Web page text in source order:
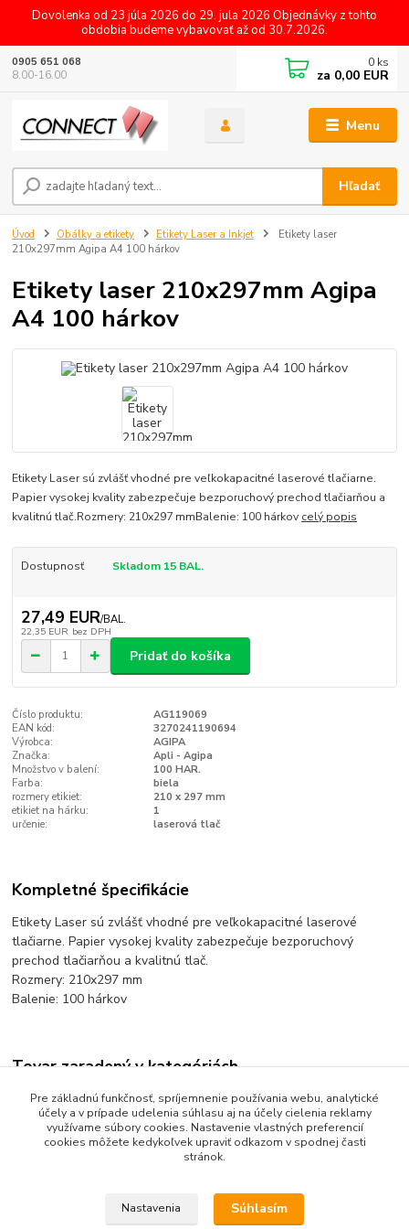
Dovolenka od 23 júla 2026 do 29. jula 2026 Objednávky z tohto
obdobia budeme vybavovať až od 30.7.2026.
Menu
Hľadať
0905 651 068
8.00-16.00
0 ks
za 0,00 EUR
Úvod Obálky a etikety Etikety Laser a Inkjet
Etikety laser
210x297mm Agipa A4 100 hárkov
Etikety laser 210x297mm Agipa
A4 100 hárkov
Etikety Laser sú zvlášť vhodné pre veľkokapacitné laserové tlačiarne.
Papier vysokej kvality zabezpečuje bezporuchový prechod tlačiarňou a
kvalitnú tlač.Rozmery: 210x297 mmBalenie: 100 hárkov celý popis
Dostupnosť Skladom 15 BAL.
27,49 EUR/BAL.
22,35 EUR bez DPH
Pridať do košíka
Číslo produktu:
AG119069
EAN kód:
3270241190694
Výrobca:
AGIPA
Značka:
Apli - Agipa
Množstvo v balení:
100 HAR.
Farba:
biela
rozmery etikiet:
210 x 297 mm
etikiet na hárku:
1
určenie:
laserová tlač
Kompletné špecifikácie
Etikety Laser sú zvlášť vhodné pre veľkokapacitné laserové
tlačiarne. Papier vysokej kvality zabezpečuje bezporuchový
prechod tlačiarňou a kvalitnú tlač.
Rozmery: 210x297 mm
Balenie: 100 hárkov
Tovar zaradený v kategóriách
Obálky a etikety
Etikety Laser a Inkjet
Upravit sběr cookies.
Pre základnú funkčnosť, spríjemnenie používania webu, analytické
účely a v prípade udelenia súhlasu aj na účely cielenia reklamy
využívame súbory cookies. Nastavenie vlastných preferencií
cookies môžete kedykoľvek upraviť odkazom v spodnej časti
stránok.
Nastavenia Súhlasím